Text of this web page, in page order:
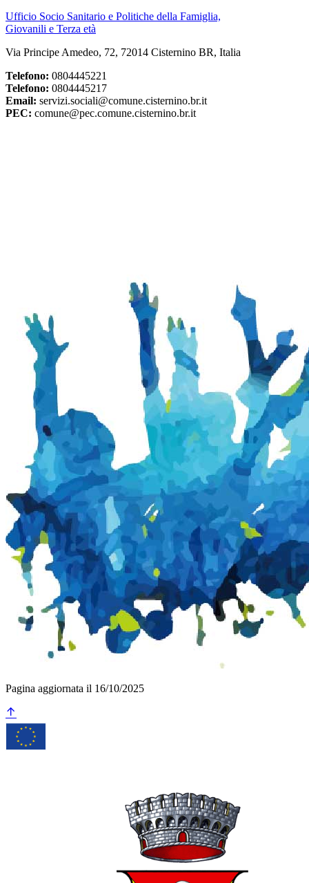
Ufficio Socio Sanitario e Politiche della Famiglia,
Giovanili e Terza età
Via Principe Amedeo, 72, 72014 Cisternino BR, Italia
Telefono: 0804445221
Telefono: 0804445217
Email: servizi.sociali@comune.cisternino.br.it
PEC: comune@pec.comune.cisternino.br.it
Pagina aggiornata il 16/10/2025